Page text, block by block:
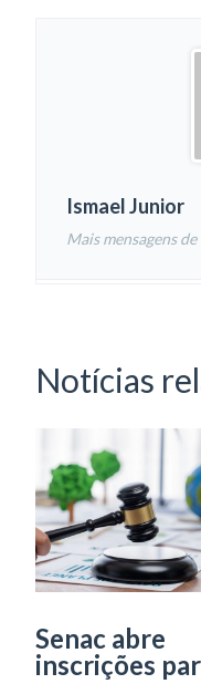
Ismael Junior
Mais mensagens
Notícias
Senac abre
inscrições